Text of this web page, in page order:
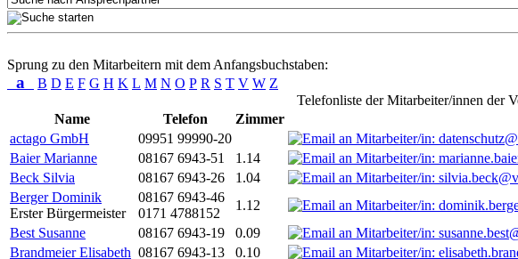
Sprung zu den Mitarbeitern mit dem Anfangsbuchstaben:
a B D E F G H K L M N O P R S T V W Z
Telefonliste der Mitarbeiter/innen der
Name
Telefon Zimmer
actago GmbH
09951 99990-20
Baier Marianne
08167 6943-51 1.14
Beck Silvia
08167 6943-26 1.04
Berger Dominik
Erster Bürgermeister
08167 6943-46
0171 4788152
1.12
Best Susanne
08167 6943-19 0.09
Brandmeier Elisabeth 08167 6943-13 0.10